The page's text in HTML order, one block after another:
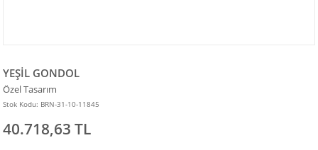
YEŞİL GONDOL
Özel Tasarım
Stok Kodu: BRN-31-10-11845
40.718,63 TL